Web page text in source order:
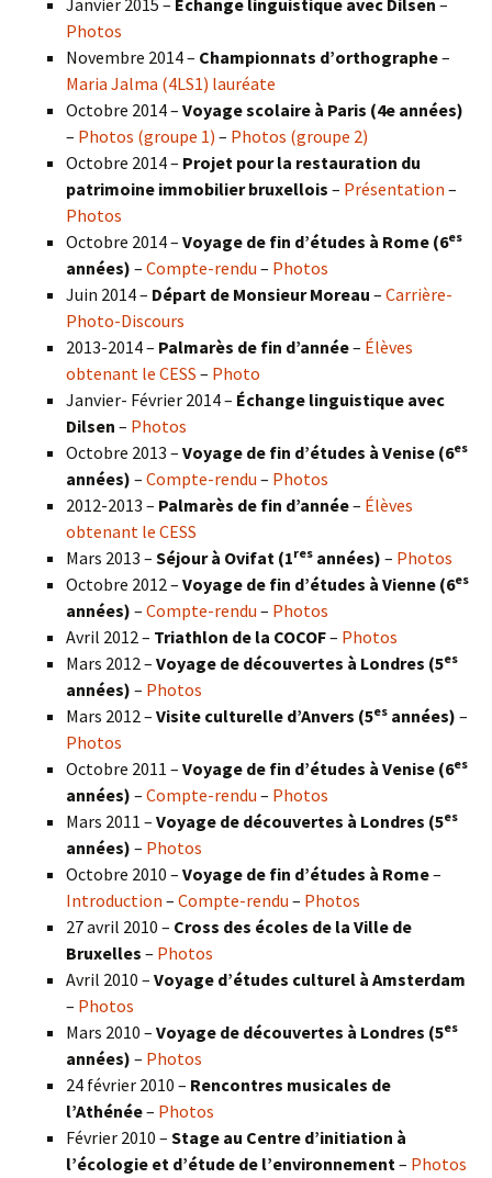
Janvier 2015 – Échange linguistique avec Dilsen –
Photos
Novembre 2014 – Championnats d’orthographe–
Maria Jalma (4LS1) lauréate
Octobre 2014 – Voyage scolaire à Paris (4e années)
– Photos (groupe 1) – Photos (groupe 2)
Octobre 2014 – Projet pour la restauration du
patrimoine immobilier bruxellois – Présentation –
Photos
Octobre 2014 – Voyage de fin d’études à Rome (6es
années) – Compte-rendu – Photos
Juin 2014 – Départ de Monsieur Moreau – Carrière-
Photo-Discours
2013-2014 – Palmarès de fin d’année– Élèves
obtenant le CESS – Photo
Janvier- Février 2014 – Échange linguistique avec
Dilsen – Photos
Octobre 2013 – Voyage de fin d’études à Venise (6es
années) – Compte-rendu – Photos
2012-2013 – Palmarès de fin d’année– Élèves
obtenant le CESS
Mars 2013 – Séjour à Ovifat (1res années) – Photos
Octobre 2012 – Voyage de fin d’études à Vienne (6es
années) – Compte-rendu – Photos
Avril 2012 – Triathlon de la COCOF– Photos
Mars 2012 – Voyage de découvertes à Londres (5es
années) – Photos
Mars 2012 – Visite culturelle d’Anvers (5es années) –
Photos
Octobre 2011 – Voyage de fin d’études à Venise (6es
années) – Compte-rendu – Photos
Mars 2011 – Voyage de découvertes à Londres (5es
années) – Photos
Octobre 2010 – Voyage de fin d’études à Rome–
Introduction – Compte-rendu – Photos
27 avril 2010 – Cross des écoles de la Ville de
Bruxelles – Photos
Avril 2010 – Voyage d’études culturel à Amsterdam
– Photos
Mars 2010 – Voyage de découvertes à Londres (5es
années) – Photos
24 février 2010 – Rencontres musicales de
l’Athénée– Photos
Février 2010 – Stage au Centre d’initiation à
l’écologie et d’étude de l’environnement– Photos